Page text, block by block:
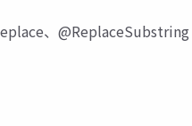
、@ReplaceSubstring